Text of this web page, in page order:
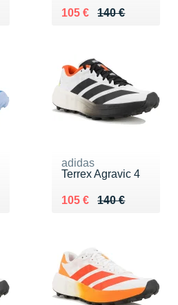
140 €
Au lieu de 140 €
105 €
Vendu 105 €
adidas
Terrex Agravic 4
140 €
Au lieu de 140 €
105 €
Vendu 105 €